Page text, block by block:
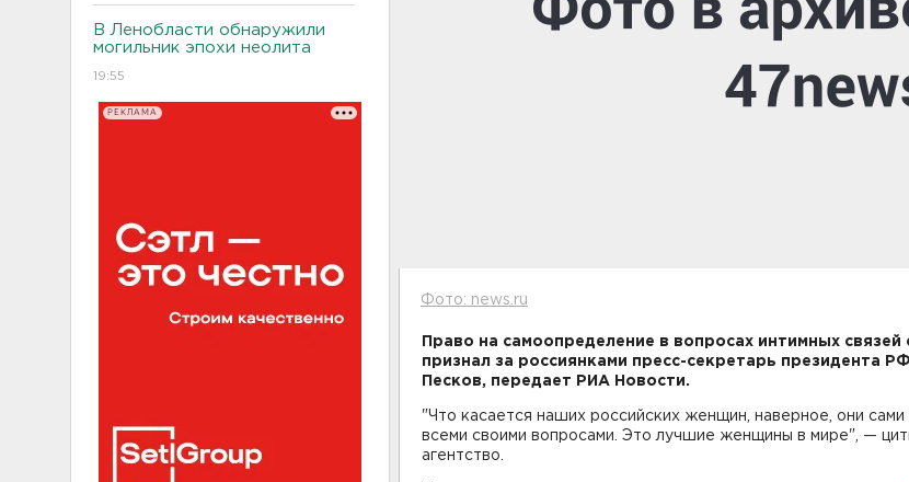
В Ленобласти обнаружили
могильник эпохи неолита
19:55
РЕКЛАМА
Фото: news.ru
Право на самоопределение в вопросах интимных связей
признал за россиянками пресс-секретарь президента
Песков, передает РИА Новости.
"Что касается наших российских женщин, наверное, они сами
всеми своими вопросами. Это лучшие женщины в мире", —
агентство.